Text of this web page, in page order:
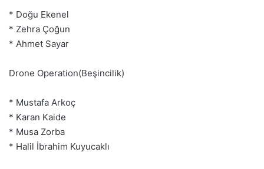
* Doğu Ekenel
* Zehra Çoğun
* Ahmet Sayar
Drone Operation(Beşincilik)
* Mustafa Arkoç
* Karan Kaide
* Musa Zorba
* ⁠Halil İbrahim Kuyucaklı